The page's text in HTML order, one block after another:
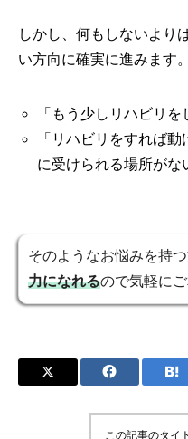
しかし、何もしないより
い方向に確実に進みます。
「もう少しリハビリを
「リハビリをすれば
に受けられる場所がな
そのようなお悩みを持
力になれるので気軽に
この記事のタイ